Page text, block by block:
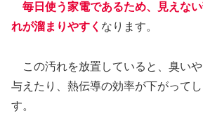
毎日使う家電であるため、見えな
れが溜まりやすく なります。
この汚れを放置していると、臭い
与えたり、熱伝導の効率が下がって
す。